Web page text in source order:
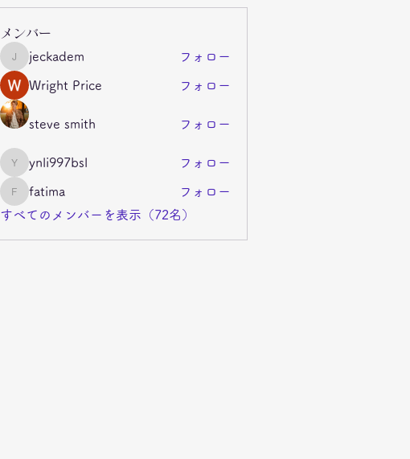
メンバー
jeckadem
jeckadem フォロー
Wright Price フォロー
steve smith フォロー
ynli997bsl
ynli997bsl フォロー
fatima
fatima
フォロー
すべてのメンバーを表示（72名）